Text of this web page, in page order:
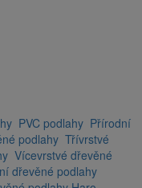
PVC podlahy Přírodní
podlahy Třívrstvé
Vícevrstvé dřevěné
dřevěné podlahy